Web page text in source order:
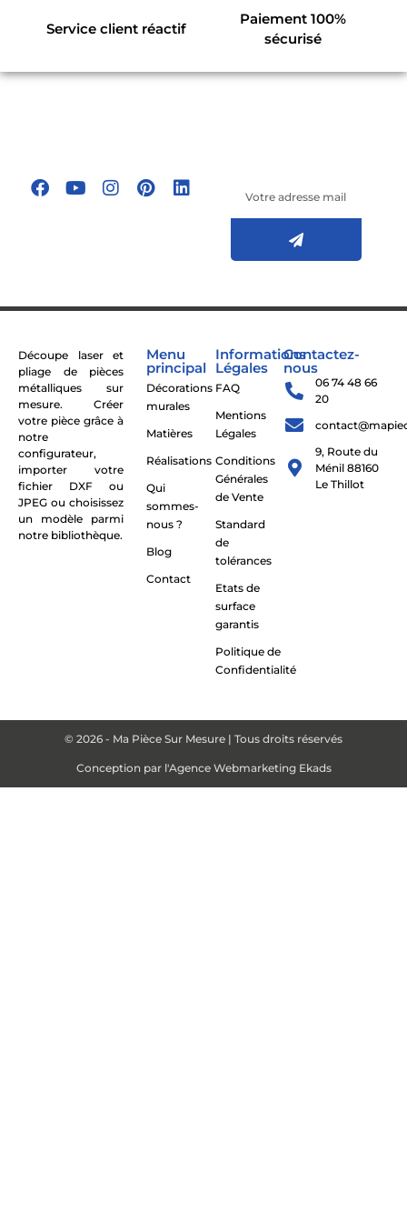
Service client réactif
Paiement 100%
sécurisé
Découpe laser et
pliage de pièces
métalliques sur
mesure. Créer
votre pièce grâce à
notre
configurateur,
importer votre
fichier DXF ou
JPEG ou choisissez
un modèle parmi
notre bibliothèque.
Menu
principal
Décorations
murales
Matières
Réalisations
Qui
sommes-
nous ?
Blog
Contact
Informations
Légales
FAQ
Mentions
Légales
Conditions
Générales
de Vente
Standard
de
tolérances
Etats de
surface
garantis
Politique de
Confidentialité
Contactez-
nous
06 74 48 66
20
9, Route du
Ménil 88160
Le Thillot
© 2026 - Ma Pièce Sur Mesure | Tous droits réservés
Conception par l'Agence Webmarketing Ekads